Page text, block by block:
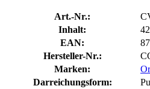
Art.-Nr.:
Inhalt:
EAN:
Hersteller-Nr.:
Marken:
Darreichungsform: